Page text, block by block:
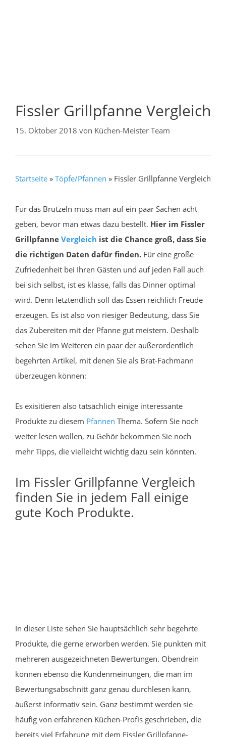
Fissler Grillpfanne Vergleich
15. Oktober 2018 von Küchen-Meister Team
Startseite » Töpfe/Pfannen » Fissler Grillpfanne Vergleich
Für das Brutzeln muss man auf ein paar Sachen acht
geben, bevor man etwas dazu bestellt. Hier im Fissler
Grillpfanne Vergleich ist die Chance groß, dass Sie
die richtigen Daten dafür finden. Für eine große
Zufriedenheit bei Ihren Gästen und auf jeden Fall auch
bei sich selbst, ist es klasse, falls das Dinner optimal
wird. Denn letztendlich soll das Essen reichlich Freude
erzeugen. Es ist also von riesiger Bedeutung, dass Sie
das Zubereiten mit der Pfanne gut meistern. Deshalb
sehen Sie im Weiteren ein paar der außerordentlich
begehrten Artikel, mit denen Sie als Brat-Fachmann
überzeugen können:
Es exisitieren also tatsächlich einige interessante
Produkte zu diesem Pfannen Thema. Sofern Sie noch
weiter lesen wollen, zu Gehör bekommen Sie noch
mehr Tipps, die vielleicht wichtig dazu sein könnten.
Im Fissler Grillpfanne Vergleich
finden Sie in jedem Fall einige
gute Koch Produkte.
In dieser Liste sehen Sie hauptsächlich sehr begehrte
Produkte, die gerne erworben werden. Sie punkten mit
mehreren ausgezeichneten Bewertungen. Obendrein
können ebenso die Kundenmeinungen, die man im
Bewertungsabschnitt ganz genau durchlesen kann,
äußerst informativ sein. Ganz bestimmt werden sie
häufig von erfahrenen Küchen-Profis geschrieben, die
bereits viel Erfahrung mit dem Fissler Grillpfanne-